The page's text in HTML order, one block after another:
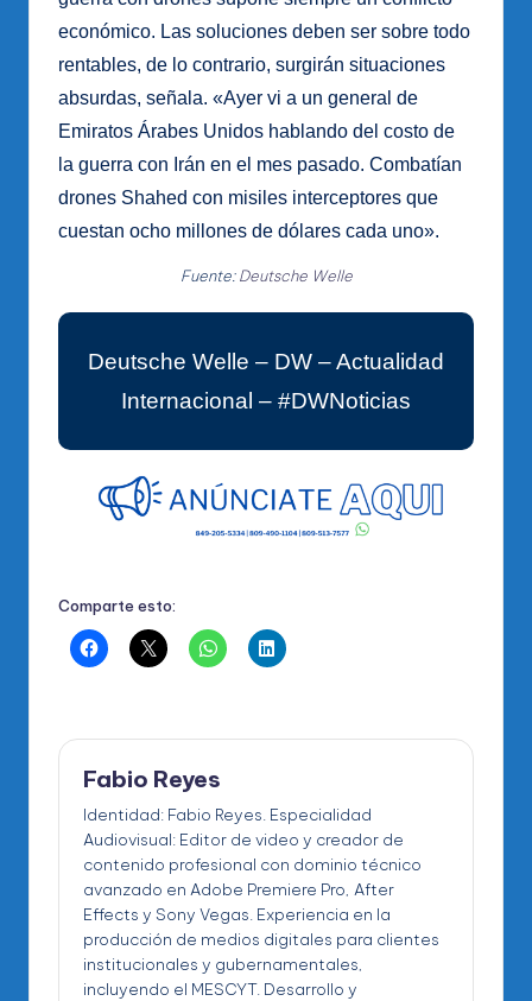
económico. Las soluciones deben ser sobre todo
rentables, de lo contrario, surgirán situaciones
absurdas, señala. «Ayer vi a un general de
Emiratos Árabes Unidos hablando del costo de
la guerra con Irán en el mes pasado. Combatían
drones Shahed con misiles interceptores que
cuestan ocho millones de dólares cada uno».
Fuente:Deutsche Welle
Deutsche Welle – DW – Actualidad
Internacional – #DWNoticias
Comparte esto:
Fabio Reyes
Identidad: Fabio Reyes. Especialidad
Audiovisual: Editor de video y creador de
contenido profesional con dominio técnico
avanzado en Adobe Premiere Pro, After
Effects y Sony Vegas. Experiencia en la
producción de medios digitales para clientes
institucionales y gubernamentales,
incluyendo el MESCYT. Desarrollo y